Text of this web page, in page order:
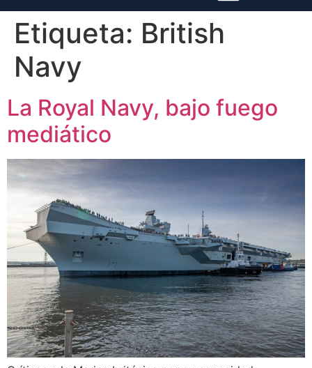
Etiqueta: British
Navy
La Royal Navy, bajo fuego
mediático